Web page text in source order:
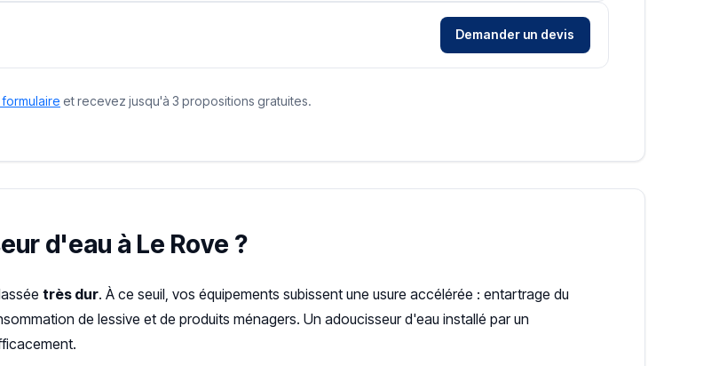
Demander un devis
et recevez jusqu'à 3 propositions gratuites.
d'eau à Le Rove ?
très dur. À ce seuil, vos équipements subissent une usure accélérée : entartrage du
de lessive et de produits ménagers. Un adoucisseur d'eau installé par un